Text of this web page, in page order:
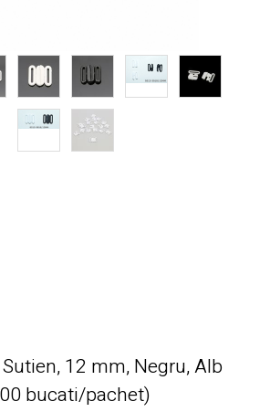
12 mm, Negru, Alb
bucati/pachet)